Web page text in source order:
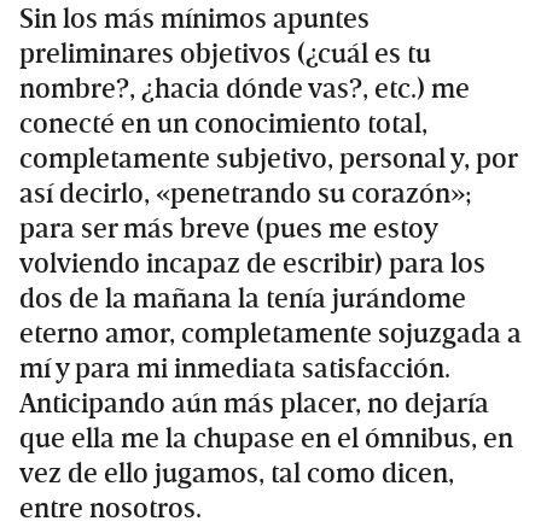
Sin los más mínimos apuntes
preliminares objetivos (¿cuál es tu
nombre?, ¿hacia dónde vas?, etc.) me
conecté en un conocimiento total,
completamente subjetivo, personal y, por
así decirlo, «penetrando su corazón»;
para ser más breve (pues me estoy
volviendo incapaz de escribir) para los
dos de la mañana la tenía jurándome
eterno amor, completamente sojuzgada a
mí y para mi inmediata satisfacción.
Anticipando aún más placer, no dejaría
que ella me la chupase en el ómnibus, en
vez de ello jugamos, tal como dicen,
entre nosotros.